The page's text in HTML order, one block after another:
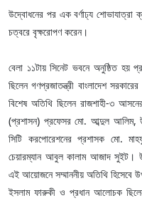
উদ্বোধনের পর এক বর্ণাঢ্য শোভাযাত্রা
চত্বরে বৃক্ষরোপণ করেন।
বেলা ১১টায় সিনেট ভবনে অনুষ্ঠিত হয়
ছিলেন গণপ্রজাতন্ত্রী বাংলাদেশ
বিশেষ অতিথি ছিলেন রাজশাহী-৩
(প্রশাসন) প্রফেসর মো. আব্দুল আলিম,
সিটি করপোরেশনের প্রশাসক মো.
চেয়ারম্যান আবুল কালাম আজাদ সুইট।
এই আয়োজনে সম্মাননীয় অতিথি হিসেবে
ইসলাম ফারুকী ও প্রধান আলোচক